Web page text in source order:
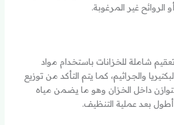
غير المرغوبة.
شاملة للخزانات باستخدام مواد
والجراثيم، كما يتم التأكد من توزيع
داخل الخزان وهو ما يضمن مياه
بعد عملية التنظيف.